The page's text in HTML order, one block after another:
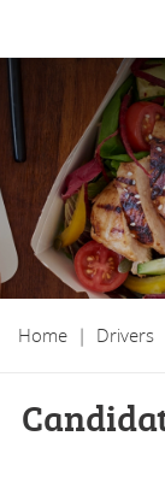
Home | Drivers